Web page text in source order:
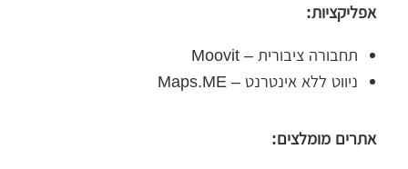
אפליקציות:
תחבורה ציבורית – Moovit
ניווט ללא אינטרנט – Maps.ME
אתרים מומלצים: